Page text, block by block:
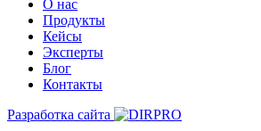
О нас
Продукты
Кейсы
Эксперты
Блог
Контакты
Разработка сайта